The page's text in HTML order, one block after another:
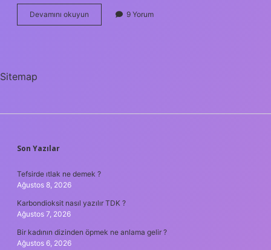
Devamını okuyun
Sivilcelere
9 Yorum
Sitemap
SIDEBAR
Son Yazılar
Tefsirde ıtlak ne demek ?
Ağustos 8, 2026
Karbondioksit nasıl yazılır TDK ?
Ağustos 7, 2026
Bir kadının dizinden öpmek ne anlama gelir ?
Ağustos 6, 2026